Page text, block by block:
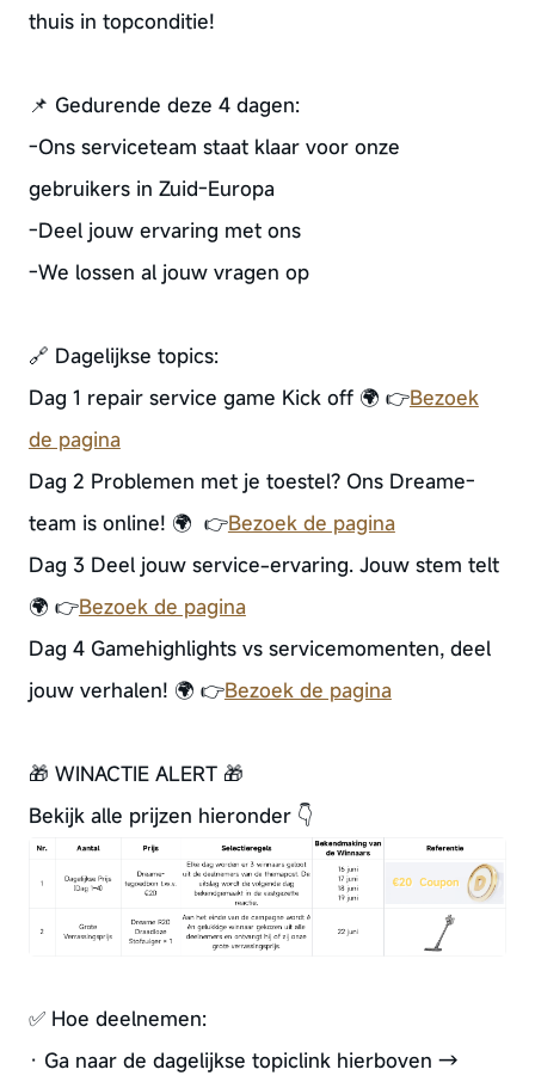
thuis in topconditie!
📌 Gedurende deze 4 dagen:
-Ons serviceteam staat klaar voor onze
gebruikers in Zuid-Europa
-Deel jouw ervaring met ons
-We lossen al jouw vragen op
🔗 Dagelijkse topics:
Dag 1 repair service game Kick off 🌍 👉Bezoek
de pagina
Dag 2 Problemen met je toestel? Ons Dreame-
team is online! 🌍 👉Bezoek de pagina
Dag 3 Deel jouw service-ervaring. Jouw stem telt
🌍 👉Bezoek de pagina
Dag 4 Gamehighlights vs servicemomenten, deel
jouw verhalen! 🌍 👉Bezoek de pagina
🎁 WINACTIE ALERT 🎁
Bekijk alle prijzen hieronder 👇
✅ Hoe deelnemen:
· Ga naar de dagelijkse topiclink hierboven →